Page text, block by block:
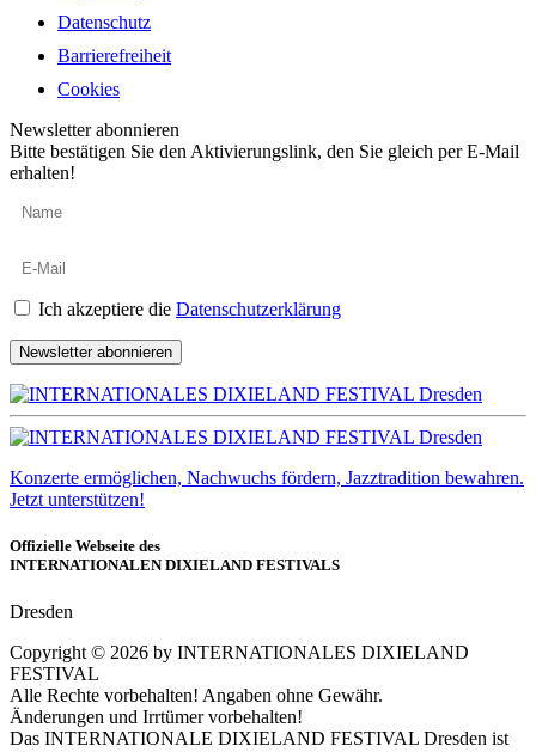
Datenschutz
Barrierefreiheit
Cookies
Newsletter abonnieren
Bitte bestätigen Sie den Aktivierungslink, den Sie gleich per E-Mail
erhalten!
Ich akzeptiere die Datenschutzerklärung
Newsletter abonnieren
Konzerte ermöglichen, Nachwuchs fördern, Jazztradition bewahren.
Jetzt unterstützen!
Offizielle Webseite des
INTERNATIONALEN DIXIELAND FESTIVALS
Dresden
Copyright © 2026 by INTERNATIONALES DIXIELAND
FESTIVAL
Alle Rechte vorbehalten! Angaben ohne Gewähr.
Änderungen und Irrtümer vorbehalten!
Das INTERNATIONALE DIXIELAND FESTIVAL Dresden ist